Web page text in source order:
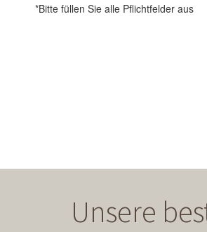
*Bitte füllen Sie alle Pflichtfelder aus
Unsere